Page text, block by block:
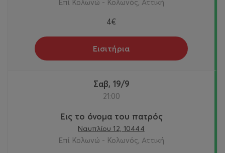
Επί Κολωνώ - Κολωνός, Αττική
4€
Εισιτήρια
Σαβ, 19/9
21:00
Εις το όνομα του πατρός
Ναυπλίου 12, 10444
Επί Κολωνώ - Κολωνός, Αττική